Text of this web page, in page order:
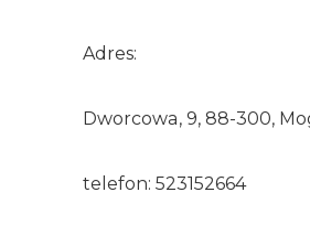
Adres:
Dworcowa, 9, 88-300,
telefon: 523152664